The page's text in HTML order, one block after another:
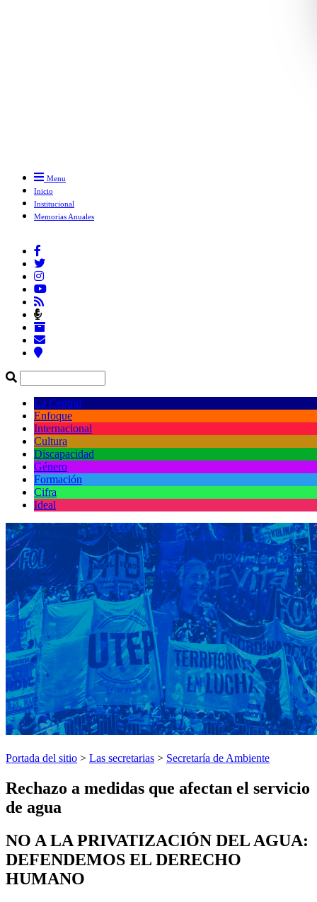
Menu
Inicio
Institucional
Memorias Anuales
La Central
Enfoque
Internacional
Cultura
Discapacidad
Género
Formación
Cifra
Ideal
Portada del sitio > Las secretarias > Secretaría de Ambiente
Rechazo a medidas que afectan el servicio
de agua
NO A LA PRIVATIZACIÓN DEL AGUA:
DEFENDEMOS EL DERECHO
HUMANO